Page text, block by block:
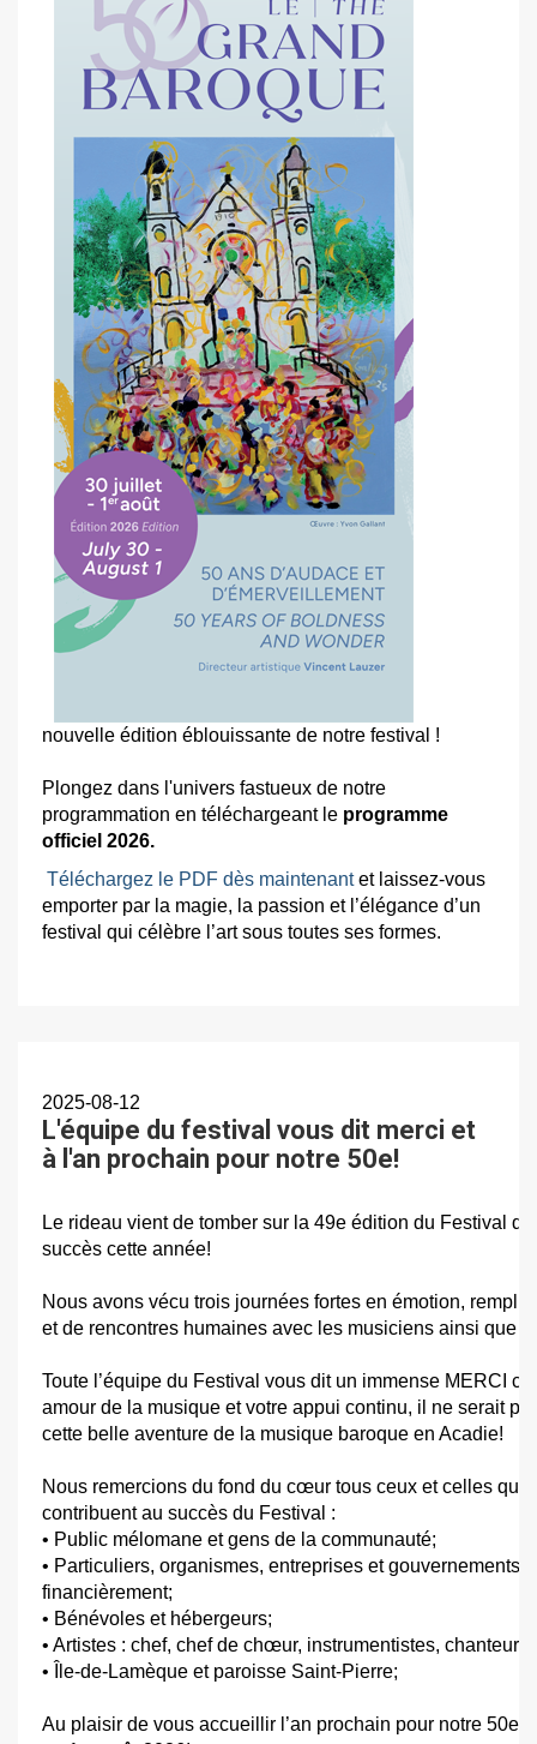
nouvelle édition éblouissante de notre festival !
Plongez dans l'univers fastueux de notre
programmation en téléchargeant le programme
officiel 2026.
Téléchargez le PDF dès maintenant et laissez-vous
emporter par la magie, la passion et l’élégance d’un
festival qui célèbre l’art sous toutes ses formes.
2025-08-12
L'équipe du festival vous dit merci et
à l'an prochain pour notre 50e!
Le rideau vient de tomber sur la 49e édition du Festival
succès cette année!
Nous avons vécu trois journées fortes en émotion,
et de rencontres humaines avec les musiciens ainsi que
Toute l’équipe du Festival vous dit un immense MERCI
amour de la musique et votre appui continu, il ne serait
cette belle aventure de la musique baroque en Acadie!
Nous remercions du fond du cœur tous ceux et celles qui,
contribuent au succès du Festival :
• Public mélomane et gens de la communauté;
• Particuliers, organismes, entreprises et gouvernements
financièrement;
• Bénévoles et hébergeurs;
• Artistes : chef, chef de chœur, instrumentistes, chanteurs
• Île-de-Lamèque et paroisse Saint-Pierre;
Au plaisir de vous accueillir l’an prochain pour notre 50e